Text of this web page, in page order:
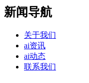
新闻导航
关于我们
ai资讯
ai动态
联系我们